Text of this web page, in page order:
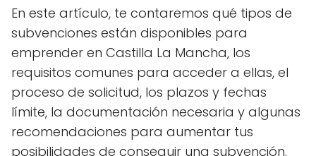
En este artículo, te contaremos qué tipos de
subvenciones están disponibles para
emprender en Castilla La Mancha, los
requisitos comunes para acceder a ellas, el
proceso de solicitud, los plazos y fechas
límite, la documentación necesaria y algunas
recomendaciones para aumentar tus
posibilidades de conseguir una subvención.